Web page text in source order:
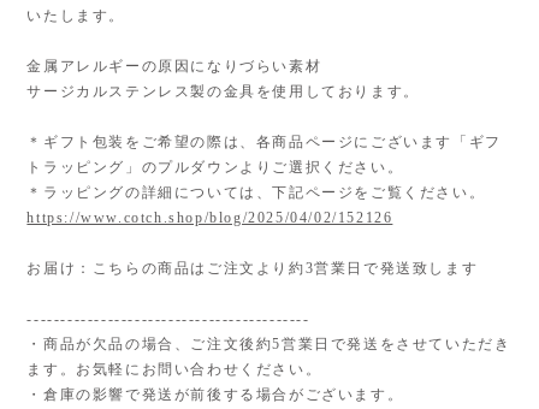
いたします。
金属アレルギーの原因になりづらい素材
サージカルステンレス製の金具を使用しております。
＊ギフト包装をご希望の際は、各商品ページにございます「ギフ
トラッピング」のプルダウンよりご選択ください。
＊ラッピングの詳細については、下記ページをご覧ください。
https://www.cotch.shop/blog/2025/04/02/152126
お届け：こちらの商品はご注文より約3営業日で発送致します
------------------------------------------
・商品が欠品の場合、ご注文後約5営業日で発送をさせていただき
ます。お気軽にお問い合わせください。
・倉庫の影響で発送が前後する場合がございます。